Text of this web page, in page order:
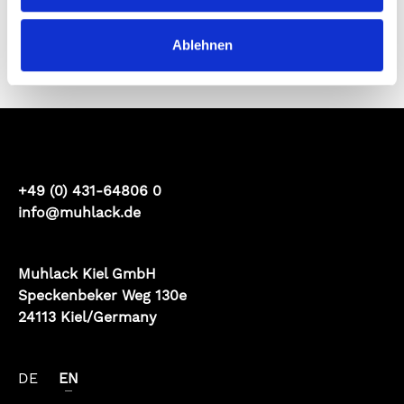
Ablehnen
+49 (0) 431-64806 0
info@muhlack.de
Muhlack Kiel GmbH
Speckenbeker Weg 130e
24113 Kiel/Germany
DE EN